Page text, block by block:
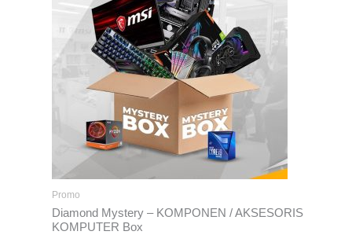
Promo
Diamond Mystery – KOMPONEN / AKSESORIS
KOMPUTER Box